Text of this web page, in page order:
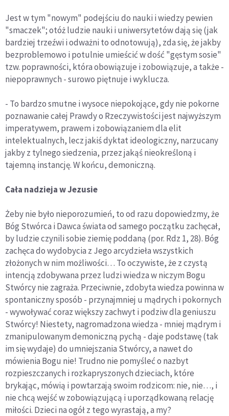
Jest w tym "nowym" podejściu do nauki i wiedzy pewien
"smaczek"; otóż ludzie nauki i uniwersytetów dają się (jak
bardziej trzeźwi i odważni to odnotowują), zda się, że jakby
bezproblemowo i potulnie umieścić w dość "gęstym sosie"
tzw. poprawności, która obowiązuje i zobowiązuje, a także -
niepoprawnych - surowo piętnuje i wyklucza.
- To bardzo smutne i wysoce niepokojące, gdy nie pokorne
poznawanie całej Prawdy o Rzeczywistości jest najwyższym
imperatywem, prawem i zobowiązaniem dla elit
intelektualnych, lecz jakiś dyktat ideologiczny, narzucany
jakby z tylnego siedzenia, przez jakąś nieokreśloną i
tajemną instancję. W końcu, demoniczną.
Cała nadzieja w Jezusie
Żeby nie było nieporozumień, to od razu dopowiedzmy, że
Bóg Stwórca i Dawca świata od samego początku zachęcał,
by ludzie czynili sobie ziemię poddaną (por. Rdz 1, 28). Bóg
zachęca do wydobycia z Jego arcydzieła wszystkich
złożonych w nim możliwości… To oczywiste, że z czystą
intencją zdobywana przez ludzi wiedza w niczym Bogu
Stwórcy nie zagraża. Przeciwnie, zdobyta wiedza powinna w
spontaniczny sposób - przynajmniej u mądrych i pokornych
- wywoływać coraz większy zachwyt i podziw dla geniuszu
Stwórcy! Niestety, nagromadzona wiedza - mniej mądrym i
zmanipulowanym demoniczną pychą - daje podstawę (tak
im się wydaje) do umniejszania Stwórcy, a nawet do
mówienia Bogu nie! Trudno nie pomyśleć o nazbyt
rozpieszczanych i rozkapryszonych dzieciach, które
brykając, mówią i powtarzają swoim rodzicom: nie, nie…, i
nie chcą wejść w zobowiązującą i uporządkowaną relację
miłości. Dzieci na ogół z tego wyrastają, a my?